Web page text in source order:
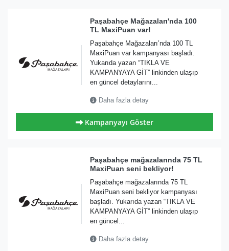
Paşabahçe Mağazaları'nda 100
TL MaxiPuan var!
Paşabahçe Mağazaları’nda 100 TL
MaxiPuan var kampanyası başladı.
Yukarıda yazan “TIKLA VE
KAMPANYAYA GİT” linkinden ulaşıp
en güncel detaylarını...
Daha fazla detay
Kampanyayı Göster
Paşabahçe mağazalarında 75 TL
MaxiPuan seni bekliyor!
Paşabahçe mağazalarında 75 TL
MaxiPuan seni bekliyor kampanyası
başladı. Yukarıda yazan “TIKLA VE
KAMPANYAYA GİT” linkinden ulaşıp
en güncel...
Daha fazla detay